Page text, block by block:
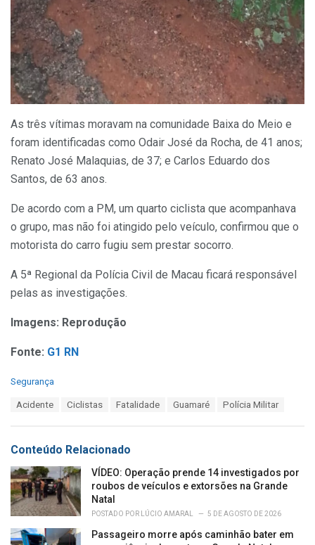
As três vítimas moravam na comunidade Baixa do Meio e
foram identificadas como Odair José da Rocha, de 41 anos;
Renato José Malaquias, de 37; e Carlos Eduardo dos
Santos, de 63 anos.
De acordo com a PM, um quarto ciclista que acompanhava
o grupo, mas não foi atingido pelo veículo, confirmou que o
motorista do carro fugiu sem prestar socorro.
A 5ª Regional da Polícia Civil de Macau ficará responsável
pelas as investigações.
Imagens: Reprodução
Fonte: G1 RN
C
o
r
i
e
s
:
Segurança
:
Acidente Ciclistas Fatalidade Guamaré Polícia Militar
Conteúdo Relacionado
VÍDEO: Operação prende 14 investigados por
roubos de veículos e extorsões na Grande
Natal
POSTADO POR LÚCIO AMARAL 5 DE AGOSTO DE 2026
Passageiro morre após caminhão bater em